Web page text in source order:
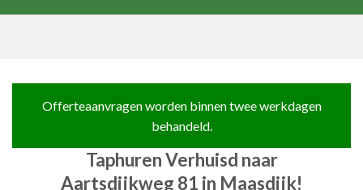
Taphuren Verhuisd naar
Aartsdijkweg 81 in Maasdijk!